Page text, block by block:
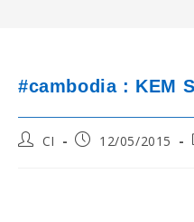
#cambodia : KEM
PostCI
Post12/05/2015